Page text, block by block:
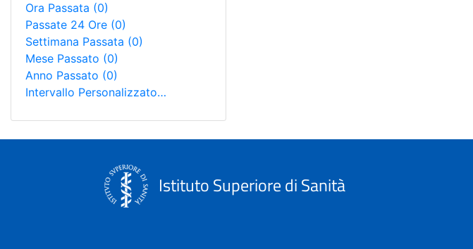
Ora Passata (0)
Passate 24 Ore (0)
Settimana Passata (0)
Mese Passato (0)
Anno Passato (0)
Intervallo Personalizzato…
Istituto Superiore di Sanità